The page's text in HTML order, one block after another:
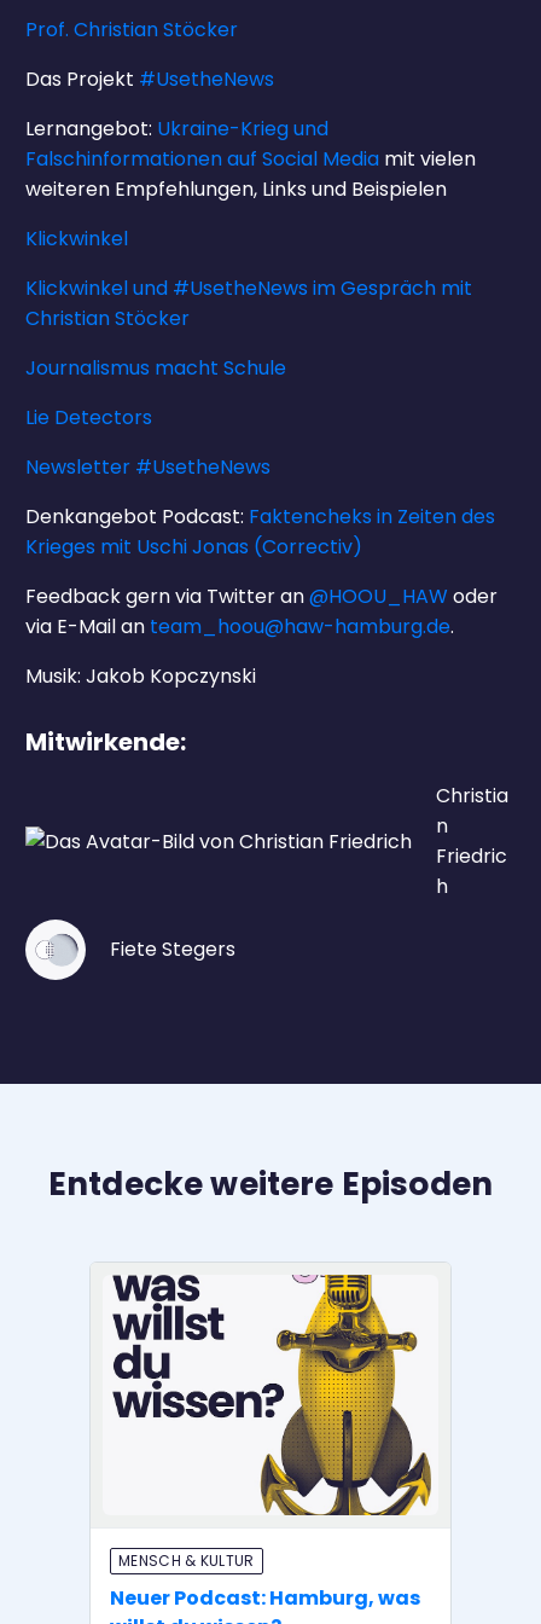
Prof. Christian Stöcker
Das Projekt #UsetheNews
Lernangebot: Ukraine-Krieg und
Falschinformationen auf Social Media mit vielen
weiteren Empfehlungen, Links und Beispielen
Klickwinkel
Klickwinkel und #UsetheNews im Gespräch mit
Christian Stöcker
Journalismus macht Schule
Lie Detectors
Newsletter #UsetheNews
Denkangebot Podcast: Faktencheks in Zeiten des
Krieges mit Uschi Jonas (Correctiv)
Feedback gern via Twitter an@HOOU_HAW oder
via E-Mail an team_hoou@haw-hamburg.de.
Musik: Jakob Kopczynski
Mitwirkende:
Christia
n
Friedric
h
Fiete Stegers
Entdecke weitere Episoden
MENSCH & KULTUR
Neuer Podcast: Hamburg, was